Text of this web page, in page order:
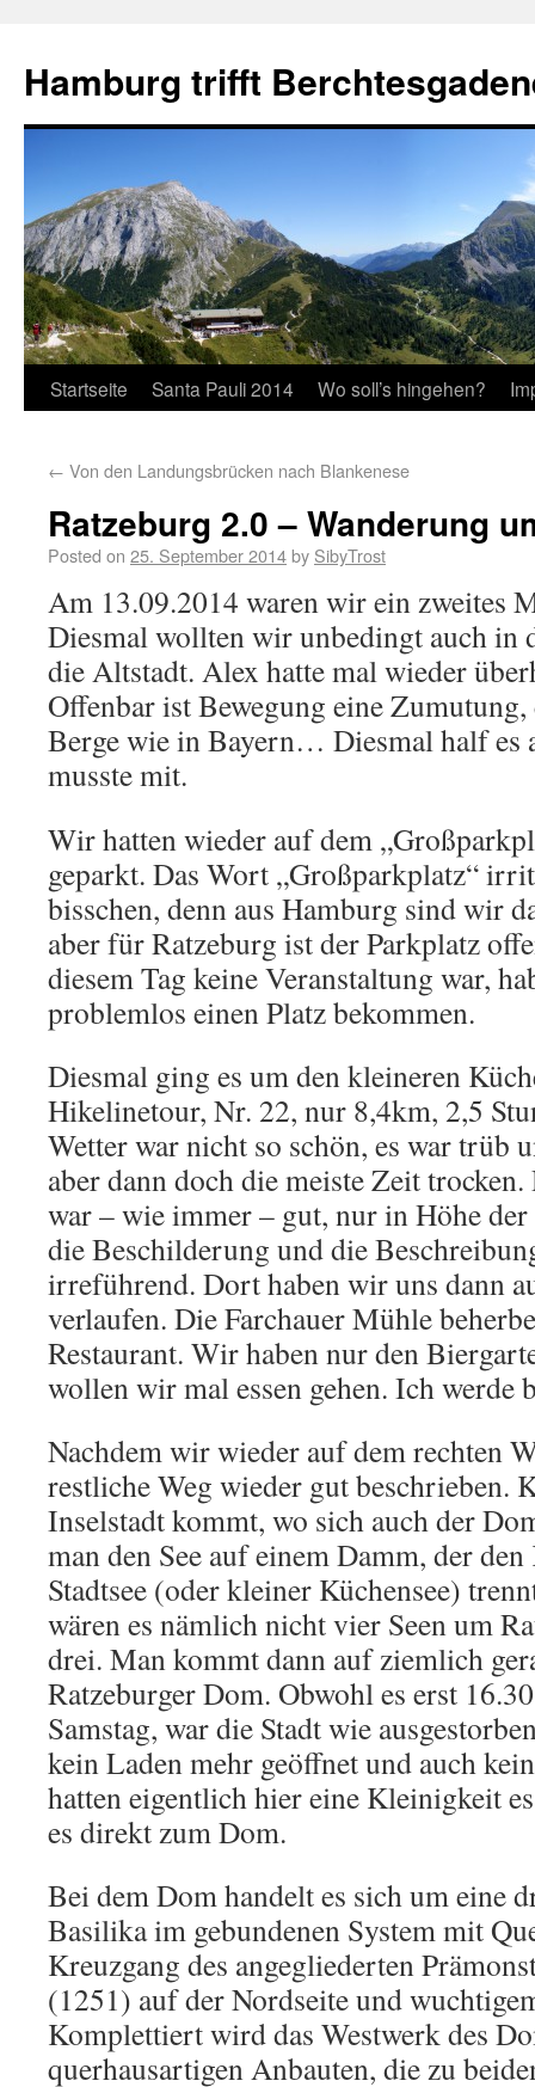
Hamburg trifft
Startseite Santa Pauli 2014 Wo soll’s hingehen?
← Von den Landungsbrücken nach Blankenese
Ratzeburg 2.0 – Wanderung
Posted on 25. September 2014by SibyTrost
Am 13.09.2014 waren wir ein zweites
Diesmal wollten wir unbedingt auch in
die Altstadt. Alex hatte mal wieder
Offenbar ist Bewegung eine Zumutung,
Berge wie in Bayern… Diesmal half es
musste mit.
Wir hatten wieder auf dem
geparkt. Das Wort „Großparkplatz“
bisschen, denn aus Hamburg sind wir
aber für Ratzeburg ist der Parkplatz
diesem Tag keine Veranstaltung war,
problemlos einen Platz bekommen.
Diesmal ging es um den kleineren
Hikelinetour, Nr. 22, nur 8,4km, 2,5
Wetter war nicht so schön, es war trüb
aber dann doch die meiste Zeit
war – wie immer – gut, nur in Höhe
die Beschilderung und die
irreführend. Dort haben wir uns dann
verlaufen. Die Farchauer Mühle
Restaurant. Wir haben nur den
wollen wir mal essen gehen. Ich werde
Nachdem wir wieder auf dem rechten
restliche Weg wieder gut beschrieben.
Inselstadt kommt, wo sich auch der
man den See auf einem Damm, der
Stadtsee (oder kleiner Küchensee)
wären es nämlich nicht vier Seen um
drei. Man kommt dann auf ziemlich
Ratzeburger Dom. Obwohl es erst
Samstag, war die Stadt wie
kein Laden mehr geöffnet und auch
hatten eigentlich hier eine Kleinigkeit
es direkt zum Dom.
Bei dem Dom handelt es sich um eine
Basilika im gebundenen System mit
Kreuzgang des angegliederten
(1251) auf der Nordseite und
Komplettiert wird das Westwerk des
querhausartigen Anbauten, die zu